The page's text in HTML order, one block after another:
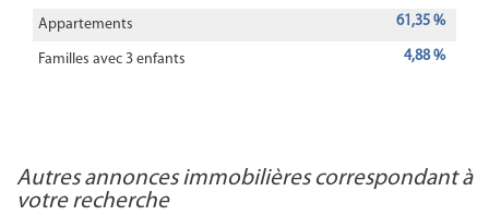
Appartements 61,35 %
Familles avec 3 enfants 4,88 %
autres annonces immobilières correspondant à
votre recherche